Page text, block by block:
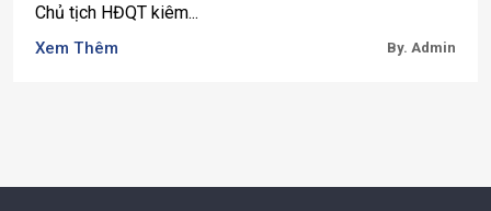
Chủ tịch HĐQT kiêm...
Xem Thêm By. Admin